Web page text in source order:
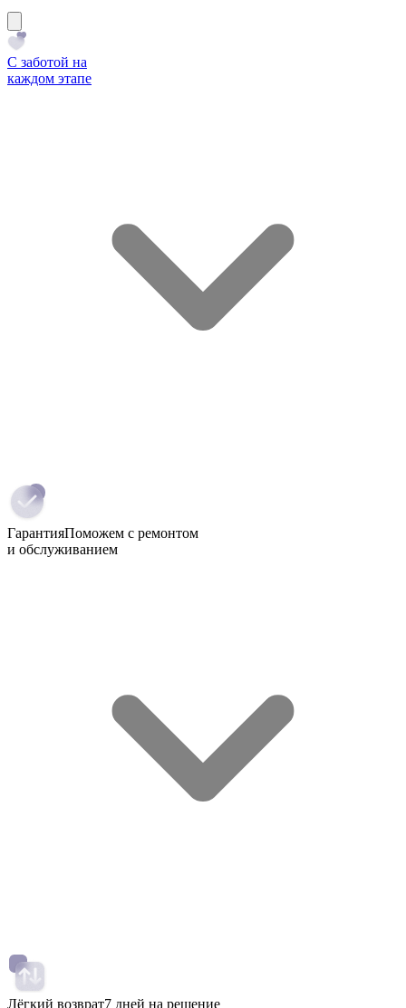
С заботой на
каждом этапе
ГарантияПоможем с ремонтом
и обслуживанием
Лёгкий возврат7 дней на решение